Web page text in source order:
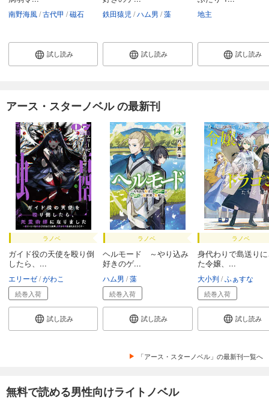
南野海風 古代甲 磁石
試し読み
鉄田猿児 ハム男 藻
試し読み
地主
試し読み
アース・スターノベル の最新刊
ラノベ
ガイド役の天使を殴り倒
したら、...
エリーゼ がわこ
続巻入荷
試し読み
ラノベ
ヘルモード ～やり込み
好きのゲ...
ハム男 藻
続巻入荷
試し読み
ラノベ
身代わりで島送り
た令嬢、...
大小判 ふぁすな
続巻入荷
試し読み
「アース・スターノベル」の最新刊一覧へ
無料で読める男性向けライトノベル